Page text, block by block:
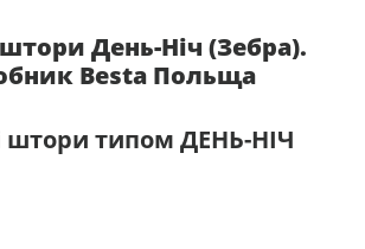
День-Ніч (Зебра).
Besta Польща
штори типом ДЕНЬ-НІЧ